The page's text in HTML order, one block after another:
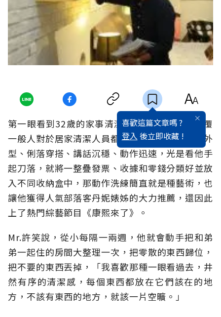
喜歡這篇文章嗎 ?
登入 後立即收藏 !
第一眼看到32歲的家事清潔達人Mr.許，完全顛覆
一般人對於居家清潔人員都是阿桑的印象，型男外
型、俐落穿搭、講話沉穩、動作迅速，光是看他手
起刀落，就將一整疊發票、收據和零錢分類好並放
入不同收納盒中，那動作洗練簡直就是種藝術，也
讓他獲得人氣部落客丹妮婊姊的大力推薦，還因此
上了熱門綜藝節目《康熙來了》。
Mr.許笑說，從小每隔一兩週，他就會動手把和弟
弟一起住的房間大整理一次，把零散的東西歸位，
把不要的東西丟掉，「我喜歡那種一眼看過去，井
然有序的清潔感，每個東西都放在它們該在的地
方，不該有東西的地方，就該一片空曠。」